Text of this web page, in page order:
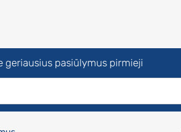
geriausius pasiūlymus pirmieji